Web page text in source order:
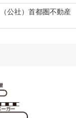
公社）首都圏不動産